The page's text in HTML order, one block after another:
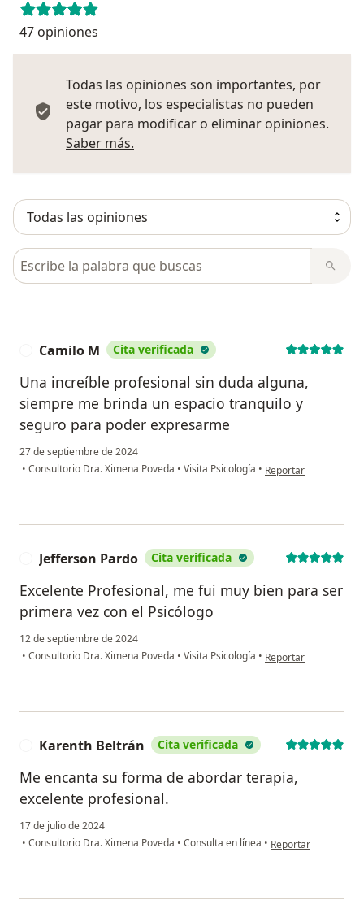
47 opiniones
Todas las opiniones son importantes, por
este motivo, los especialistas no pueden
pagar para modificar o eliminar opiniones.
Saber más.
Busca en opiniones
Camilo M Cita verificada
Una increíble profesional sin duda alguna,
siempre me brinda un espacio tranquilo y
seguro para poder expresarme
27 de septiembre de 2024
• Consultorio Dra. Ximena Poveda • Visita Psicología • en opinión del
Reportar
Jefferson Pardo Cita verificada
Excelente Profesional, me fui muy bien para ser
primera vez con el Psicólogo
12 de septiembre de 2024
• Consultorio Dra. Ximena Poveda • Visita Psicología • en opinión del
Reportar
Karenth Beltrán Cita verificada
Me encanta su forma de abordar terapia,
excelente profesional.
17 de julio de 2024
• Consultorio Dra. Ximena Poveda • Consulta en línea • en opinión del
Reportar